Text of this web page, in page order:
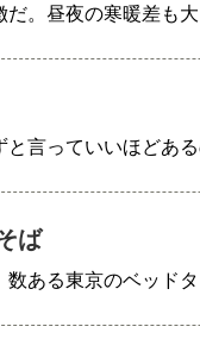
。昼夜の寒暖差も
言っていいほどあ
ば
ある東京のベッド